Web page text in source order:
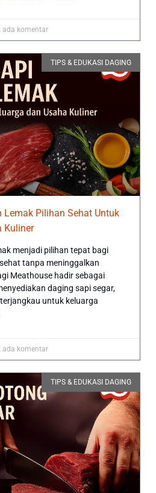
ada komentar
TIPS & EDUKASI DAGING
Lemak Pilihan Sehat Untuk
Kuliner
menjadi pilihan tepat bagi
tanpa meninggalkan
Meathouse hadir sebagai
daging sapi segar,
untuk keluarga
ada komentar
TIPS & EDUKASI DAGING